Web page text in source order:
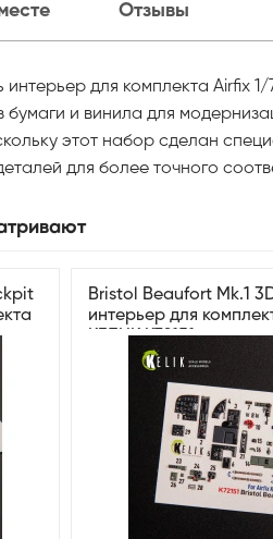
Отзывы
интерьер для комплекта Airfix
и винила для
этот набор сделан
для более точного
Bristol Beaufort Mk.1
интерьер для
КЕЛИК K72151